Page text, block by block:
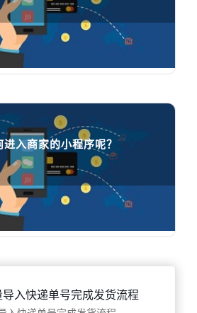
线下单
进入商家的小程序呢？
程序呢？
入快递单号完成发货流程